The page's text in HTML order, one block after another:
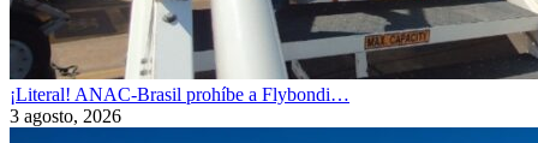
¡Literal! ANAC-Brasil prohíbe a Flybondi…
3 agosto, 2026